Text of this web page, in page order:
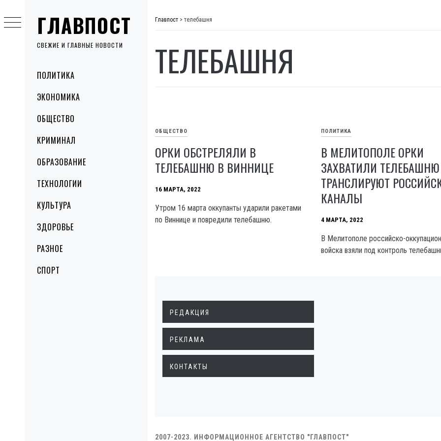
ГЛАВПОСТ
СВЕЖИЕ И ГЛАВНЫЕ НОВОСТИ
MenuПОЛИТИКА
ЭКОНОМИКА
ОБЩЕСТВО
КРИМИНАЛ
ОБРАЗОВАНИЕ
ТЕХНОЛОГИИ
КУЛЬТУРА
ЗДОРОВЬЕ
РАЗНОЕ
СПОРТ
to
content
Главпост > телебашня
ТЕЛЕБАШНЯ
ОБЩЕСТВО
ОРКИ ОБСТРЕЛЯЛИ В
ТЕЛЕБАШНЮ В ВИННИЦЕ
16 МАРТА, 2022
Утром 16 марта оккупанты ударили ракетами
по Виннице и повредили телебашню.
ПОЛИТИКА
В МЕЛИТОПОЛЕ ОРКИ
ЗАХВАТИЛИ
ТРАНСЛИРУЮТ
КАНАЛЫ
4 МАРТА, 2022
В Мелитополе российско-
войска взяли под контроль
РЕДАКЦИЯ
РЕКЛАМА
КОНТАКТЫ
2007-2023. ИНФОРМАЦИОННОЕ АГЕНТСТВО "ГЛАВПОСТ"